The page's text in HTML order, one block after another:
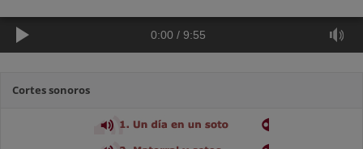
0:00 / 9:55
Cortes sonoros